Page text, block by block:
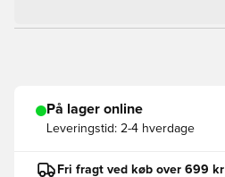
På lager online
Leveringstid: 2-4 hverdage
Fri fragt ved køb over 699 kr